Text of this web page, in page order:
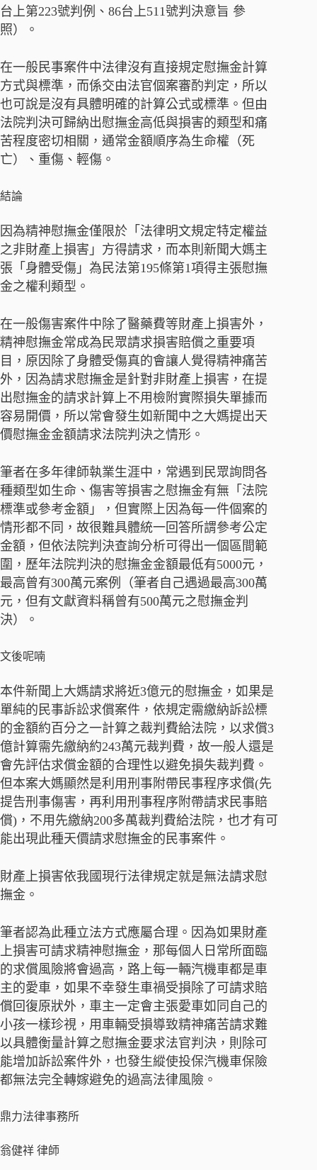
台上第223號判例、86台上511號判決意旨 參
照）。
在一般民事案件中法律沒有直接規定慰撫金計算
方式與標準，而係交由法官個案審酌判定，所以
也可說是沒有具體明確的計算公式或標準。但由
法院判決可歸納出慰撫金高低與損害的類型和痛
苦程度密切相關，通常金額順序為生命權（死
亡）、重傷、輕傷。
結論
因為精神慰撫金僅限於「法律明文規定特定權益
之非財產上損害」方得請求，而本則新聞大媽主
張「身體受傷」為民法第195條第1項得主張慰撫
金之權利類型。
在一般傷害案件中除了醫藥費等財產上損害外，
精神慰撫金常成為民眾請求損害賠償之重要項
目，原因除了身體受傷真的會讓人覺得精神痛苦
外，因為請求慰撫金是針對非財產上損害，在提
出慰撫金的請求計算上不用檢附實際損失單據而
容易開價，所以常會發生如新聞中之大媽提出天
價慰撫金金額請求法院判決之情形。
筆者在多年律師執業生涯中，常遇到民眾詢問各
種類型如生命、傷害等損害之慰撫金有無「法院
標準或參考金額」，但實際上因為每一件個案的
情形都不同，故很難具體統一回答所謂參考公定
金額，但依法院判決查詢分析可得出一個區間範
圍，歷年法院判決的慰撫金金額最低有5000元，
最高曾有300萬元案例（筆者自己遇過最高300萬
元，但有文獻資料稱曾有500萬元之慰撫金判
決）。
文後呢喃
本件新聞上大媽請求將近3億元的慰撫金，如果是
單純的民事訴訟求償案件，依規定需繳納訴訟標
的金額約百分之一計算之裁判費給法院，以求償3
億計算需先繳納約243萬元裁判費，故一般人還是
會先評估求償金額的合理性以避免損失裁判費。
但本案大媽顯然是利用刑事附帶民事程序求償(先
提告刑事傷害，再利用刑事程序附帶請求民事賠
償)，不用先繳納200多萬裁判費給法院，也才有可
能出現此種天價請求慰撫金的民事案件。
財產上損害依我國現行法律規定就是無法請求慰
撫金。
筆者認為此種立法方式應屬合理。因為如果財產
上損害可請求精神慰撫金，那每個人日常所面臨
的求償風險將會過高，路上每一輛汽機車都是車
主的愛車，如果不幸發生車禍受損除了可請求賠
償回復原狀外，車主一定會主張愛車如同自己的
小孩一樣珍視，用車輛受損導致精神痛苦請求難
以具體衡量計算之慰撫金要求法官判決，則除可
能增加訴訟案件外，也發生縱使投保汽機車保險
都無法完全轉嫁避免的過高法律風險。
鼎力法律事務所
翁健祥 律師